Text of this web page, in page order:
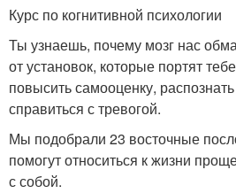
Курс по когнитивной психологии
Ты узнаешь, почему мозг нас
от установок, которые портят
повысить самооценку,
справиться с тревогой.
Мы подобрали 23 восточные
помогут относиться к жизни
с собой.